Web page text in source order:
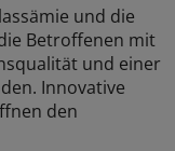
und die
Betroffenen mit
und einer
Innovative
den